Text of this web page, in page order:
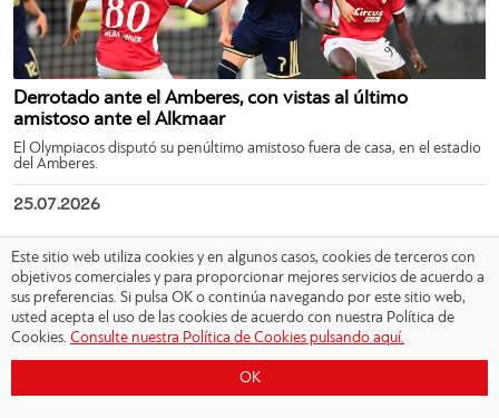
Derrotado ante el Amberes, con vistas al último
amistoso ante el Alkmaar
El Olympiacos disputó su penúltimo amistoso fuera de casa, en el estadio
del Amberes.
25.07.2026
Este sitio web utiliza cookies y en algunos casos, cookies de terceros con
objetivos comerciales y para proporcionar mejores servicios de acuerdo a
sus preferencias. Si pulsa OK o continúa navegando por este sitio web,
usted acepta el uso de las cookies de acuerdo con nuestra Política de
Cookies. Consulte nuestra Política de Cookies pulsando aquí.
OK